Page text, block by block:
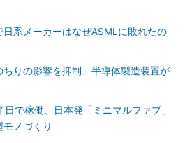
日系メーカーはなぜASMLに敗れたの
ちりの影響を抑制、半導体製造装置が
で稼働、日本発「ミニマルファブ」
ノづくり